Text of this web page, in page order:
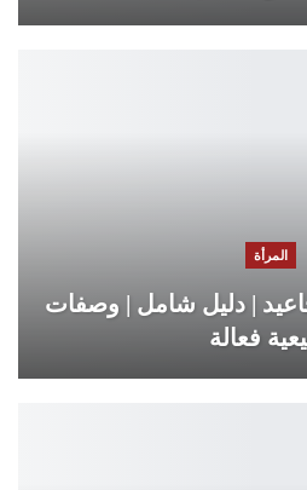
المرأة
| دليل شامل | وصفات
فعالة